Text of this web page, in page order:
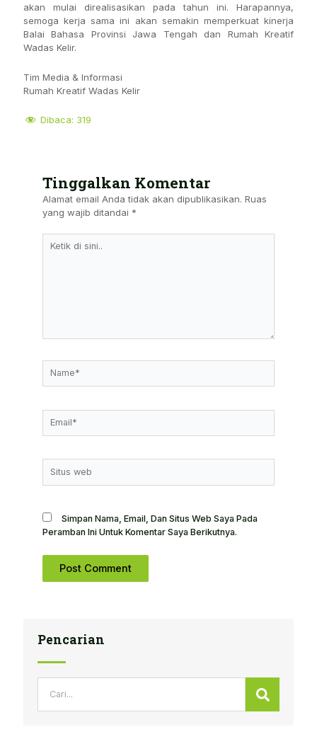
akan mulai direalisasikan pada tahun ini. Harapannya,
semoga kerja sama ini akan semakin memperkuat kinerja
Balai Bahasa Provinsi Jawa Tengah dan Rumah Kreatif
Wadas Kelir.
Tim Media & Informasi
Rumah Kreatif Wadas Kelir
Dibaca: 319
Tinggalkan Komentar
Alamat email Anda tidak akan dipublikasikan. Ruas
yang wajib ditandai *
Web
Simpan Nama, Email, Dan Situs Web Saya Pada
Peramban Ini Untuk Komentar Saya Berikutnya.
Pencarian